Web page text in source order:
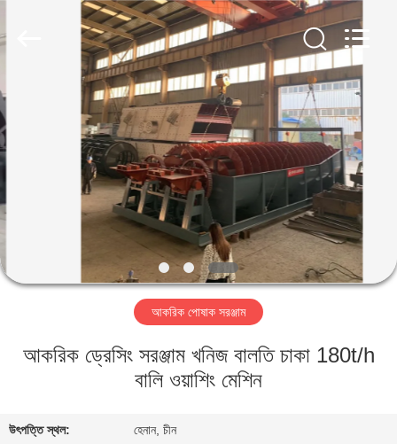
বাড়ি
পণ্য
VR
আমাদের
CO.,LTD.
আকরিক পোষাক সরঞ্জাম
আকরিক ড্রেসিং সরঞ্জাম খনিজ বালতি চাকা 180t/h
বালি ওয়াশিং মেশিন
উৎপত্তি স্থল: হেনান, চীন